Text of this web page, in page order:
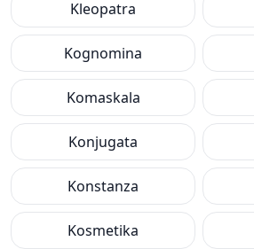
Kleopatra
Kognomina
Komaskala
Konjugata
Konstanza
Kosmetika